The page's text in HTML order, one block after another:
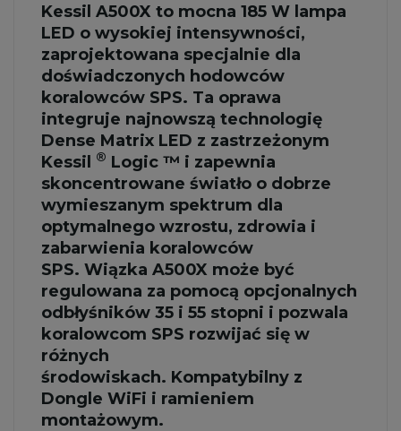
Kessil A500X to mocna 185 W lampa
LED o wysokiej intensywności,
zaprojektowana specjalnie dla
doświadczonych hodowców
koralowców SPS. Ta oprawa
integruje najnowszą technologię
Dense Matrix LED z zastrzeżonym
Kessil
® Logic ™ i zapewnia
skoncentrowane światło o dobrze
wymieszanym spektrum dla
optymalnego wzrostu, zdrowia i
zabarwienia koralowców
SPS. Wiązka A500X może być
regulowana za pomocą opcjonalnych
odbłyśników 35 i 55 stopni i pozwala
koralowcom SPS rozwijać się w
różnych
środowiskach. Kompatybilny z
Dongle WiFi i ramieniem
montażowym.